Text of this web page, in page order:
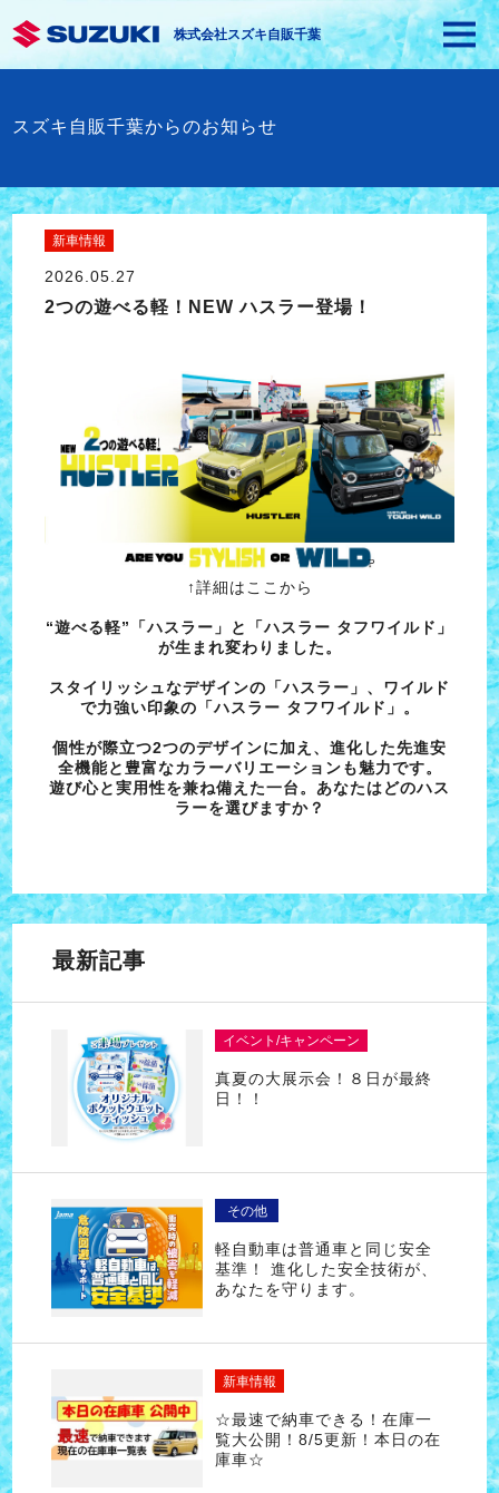
株式会社スズキ自販千葉
スズキ自販千葉からのお知らせ
新車情報
2026.05.27
2つの遊べる軽！NEW ハスラー登場！
↑詳細はここから
“遊べる軽”「ハスラー」と「ハスラー タフワイルド」
が生まれ変わりました。
スタイリッシュなデザインの「ハスラー」、ワイルド
で力強い印象の「ハスラー タフワイルド」。
個性が際立つ2つのデザインに加え、進化した先進安
全機能と豊富なカラーバリエーションも魅力です。
遊び心と実用性を兼ね備えた一台。あなたはどのハス
ラーを選びますか？
最新記事
イベント/キャンペーン
真夏の大展示会！８日が最終
日！！
その他
軽自動車は普通車と同じ安全
基準！ 進化した安全技術が、
あなたを守ります。
新車情報
☆最速で納車できる！在庫一
覧大公開！8/5更新！本日の在
庫車☆